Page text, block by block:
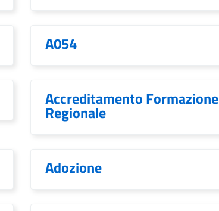
A054
Accreditamento Formazione
Regionale
Adozione